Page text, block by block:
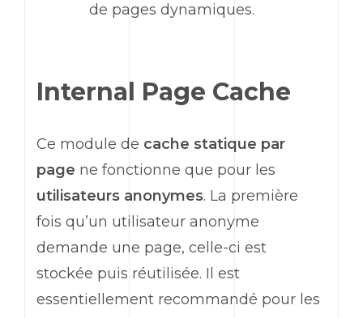
de pages dynamiques.
Internal Page Cache
Ce module de cache statique par
page ne fonctionne que pour les
utilisateurs anonymes. La première
fois qu’un utilisateur anonyme
demande une page, celle-ci est
stockée puis réutilisée. Il est
essentiellement recommandé pour les